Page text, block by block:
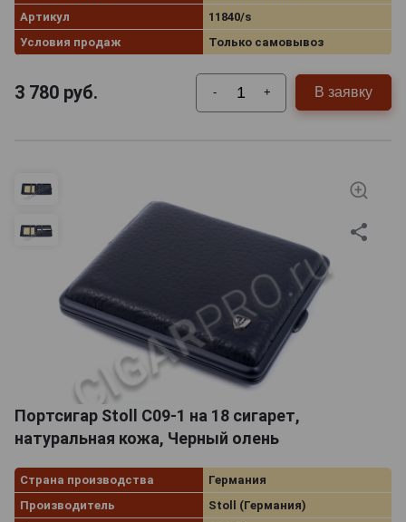
Артикул
11840/s
Условия продаж
Только самовывоз
3 780 руб. - + В заявку
Портсигар Stoll C09-1 на 18 сигарет,
натуральная кожа, Черный олень
Страна производства
Германия
Производитель
Stoll (Германия)